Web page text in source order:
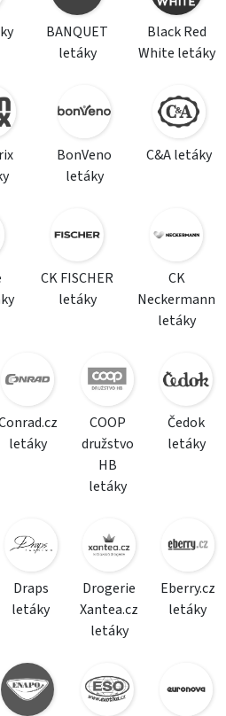
BANQUET
letáky
Black Red
White letáky
BonVeno
letáky
C&A letáky
CK FISCHER
letáky
CK
Neckermann
letáky
letáky
COOP
družstvo
HB
letáky
Čedok
letáky
Draps
letáky
Drogerie
Xantea.cz
letáky
Eberry.cz
letáky